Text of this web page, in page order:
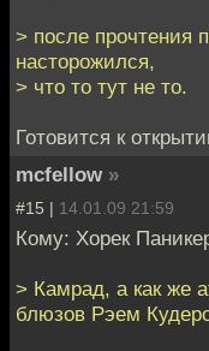
> после прочтения
насторожился,
> что то тут не то.
Готовится к
mcfellow »
#15 | 14.01.09 21:59
Кому: Хорек
> Камрад, а как же
блюзов Рэем